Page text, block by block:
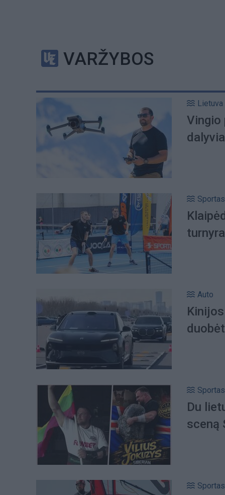
VARŽYBOS
Lietuva
Vingio
Sportas
Auto
Sportas
Du
sceną
Sportas